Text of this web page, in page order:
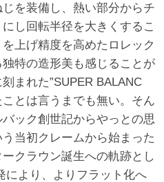
を装備し、熱い部分からチ
し回転半径を大きくするこ
上げ精度を高めたロレック
特の造形美も感じることが
まれた”SUPER BALANC
とは言うまでも無い。そん
ック創世記からやっとの思
当初クレームから始まった
クラウン誕生への軌跡とし
により、よりフラット化へ